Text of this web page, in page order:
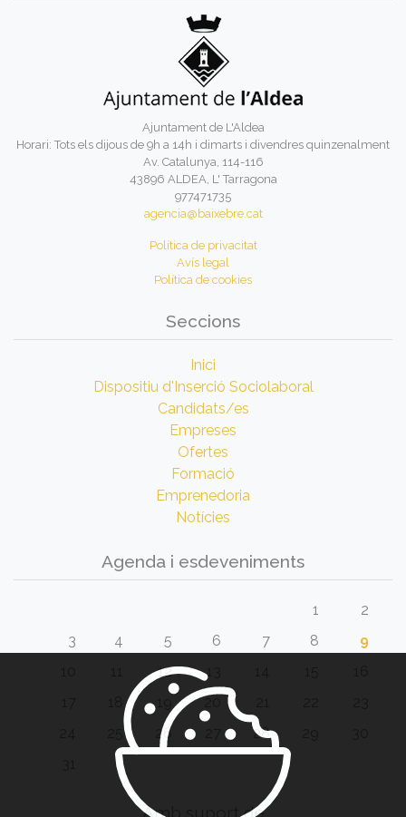
Ajuntament de L'Aldea
Horari: Tots els dijous de 9h a 14h i dimarts i divendres quinzenalment
Av. Catalunya, 114-116
43896 ALDEA, L' Tarragona
977471735
agencia@baixebre.cat
Política de privacitat
Avís legal
Política de cookies
Seccions
Inici
Dispositiu d'Inserció Sociolaboral
Candidats/es
Empreses
Ofertes
Formació
Emprenedoria
Notícies
Agenda i esdeveniments
1
2
3
4 5 6 7 8
9
12 13
20
26 28
Amb suport de